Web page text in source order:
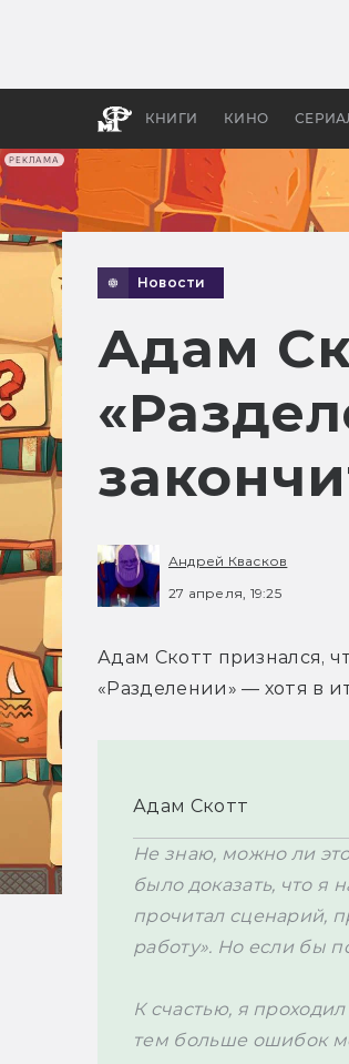
РЕКЛАМА
КНИГИ КИНО
Новости
Адам
Андрей Квасков
27 апреля, 19:25
Адам Скотт признался,
«Разделении» — хотя в
Адам Скотт
Не знаю, можно ли
было доказать, что я
прочитал сценарий,
работу». Но если бы
К счастью, я